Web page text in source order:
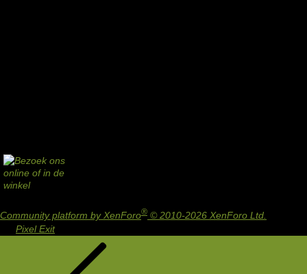
Community platform by XenForo® © 2010-2026 XenForo Ltd.
Pixel Exit